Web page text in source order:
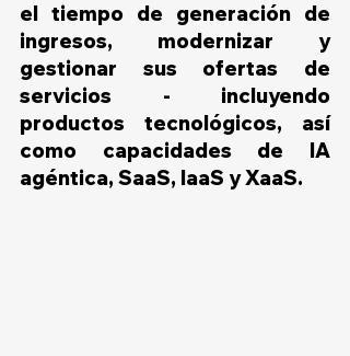
el tiempo de generación de
ingresos, modernizar y
gestionar sus ofertas de
servicios - incluyendo
productos tecnológicos, así
como capacidades de IA
agéntica, SaaS, IaaS y XaaS.